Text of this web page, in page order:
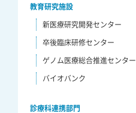
教育研究施設
新医療研究開発センター
卒後臨床研修センター
ゲノム医療総合推進センター
バイオバンク
診療科連携部門